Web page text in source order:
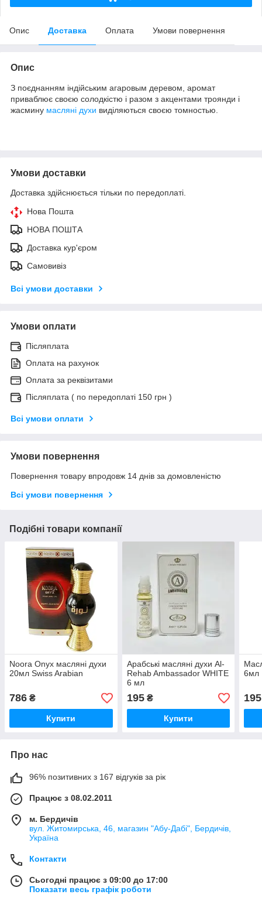
Опис Доставка Оплата Умови повернення
Опис
З поєднанням індійським агаровым деревом, аромат
приваблює своєю солодкістю і разом з акцентами троянди і
жасмину масляні духи виділяються своєю томностью.
Умови доставки
Доставка здійснюється тільки по передоплаті.
Нова Пошта
НОВА ПОШТА
Доставка кур'єром
Самовивіз
Всі умови доставки
Умови оплати
Післяплата
Оплата на рахунок
Оплата за реквізитами
Післяплата ( по передоплаті 150 грн )
Всі умови оплати
Умови повернення
Повернення товару впродовж 14 днів за домовленістю
Всі умови повернення
Подібні товари компанії
Noora Onyx масляні духи
20мл Swiss Arabian
786 ₴
Купити
Арабські масляні духи Al-
Rehab Ambassador WHITE
6 мл
195₴
Купити
6мл
195
Про нас
96% позитивних з 167 відгуків за рік
Працює з 08.02.2011
м. Бердичів
вул. Житомирська, 46, магазин "Абу-Дабі", Бердичів,
Україна
Контакти
Сьогодні працює з 09:00 до 17:00
Показати весь графік роботи